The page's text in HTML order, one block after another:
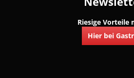
Riesige Vorteile
Hier bei